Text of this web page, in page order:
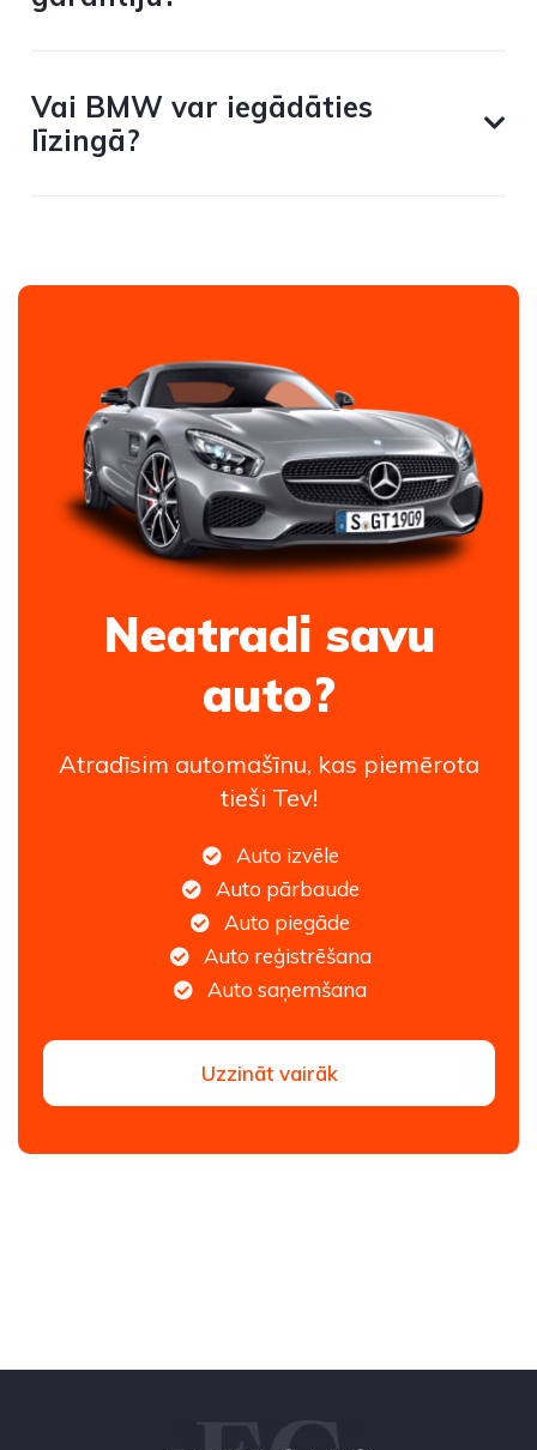
Vai BMW var iegādāties
līzingā?
Neatradi savu
auto?
Atradīsim automašīnu, kas piemērota
tieši Tev!
Auto izvēle
Auto pārbaude
Auto piegāde
Auto reģistrēšana
Auto saņemšana
Uzzināt vairāk